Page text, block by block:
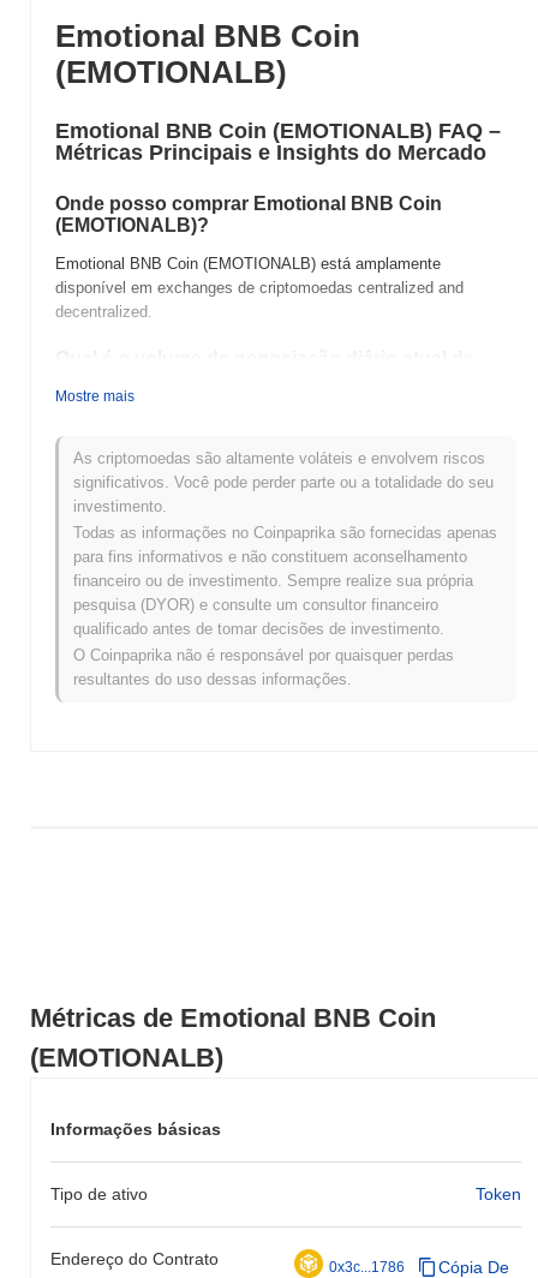
Métricas de Emotional BNB Coin
(EMOTIONALB)
Informações básicas
Tipo de ativo Token
Endereço do Contrato 0x3c...1786 Cópia De
Emotional BNB Coin
(EMOTIONALB)
Emotional BNB Coin (EMOTIONALB) FAQ –
Métricas Principais e Insights do Mercado
Onde posso comprar Emotional BNB Coin
(EMOTIONALB)?
Emotional BNB Coin (EMOTIONALB) está amplamente
disponível em exchanges de criptomoedas centralized and
decentralized.
Coin está em
Qual é o histórico da faixa de preço de Emotional
BNB Coin?
Máxima Histórica (ATH): €0.08 398
Mínima Histórica (ATL):€0.00
Emotional BNB Coin está sendo negociado atualmente
abaixo de sua ATH .
Como Emotional BNB Coin está se
Mostre mais
As criptomoedas são altamente voláteis e envolvem riscos
significativos. Você pode perder parte ou a totalidade do seu
investimento.
Todas as informações no Coinpaprika são fornecidas apenas
para fins informativos e não constituem aconselhamento
financeiro ou de investimento. Sempre realize sua própria
pesquisa (DYOR) e consulte um consultor financeiro
qualificado antes de tomar decisões de investimento.
O Coinpaprika não é responsável por quaisquer perdas
resultantes do uso dessas informações.